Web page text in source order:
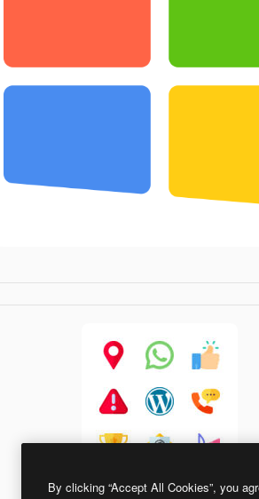
Basic Rounded Flat
By clicking “Accept All Cookies”, you